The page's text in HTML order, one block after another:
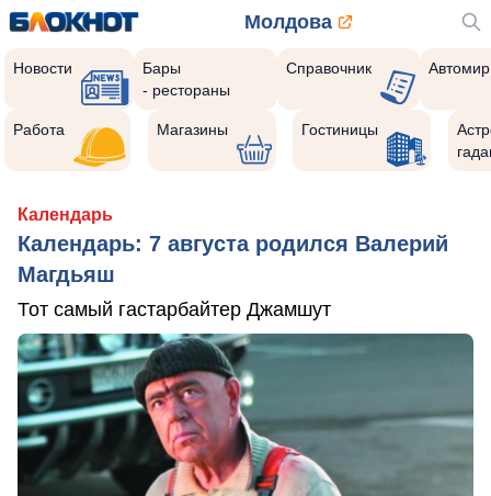
Молдова
Новости
Бары
- рестораны
Справочник Автомир
Работа Магазины Гостиницы
Календарь
Календарь: 7 августа родился Валерий
Магдьяш
Тот самый гастарбайтер Джамшут